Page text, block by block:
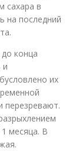
сахара в
на последний
конца
и
их
перезревают.
месяца. В